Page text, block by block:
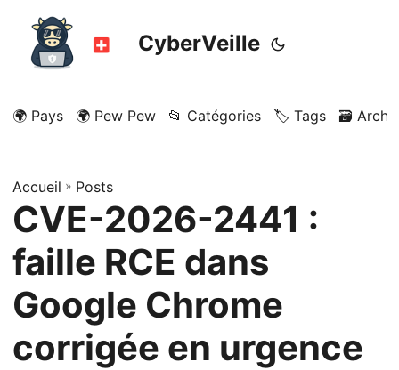
CyberVeille
🌍 Pays 🌍 Pew Pew 📂 Catégories 🏷️ Tags 🗃️
Accueil » Posts
CVE-2026-2441 :
faille RCE dans
Google Chrome
corrigée en urgence